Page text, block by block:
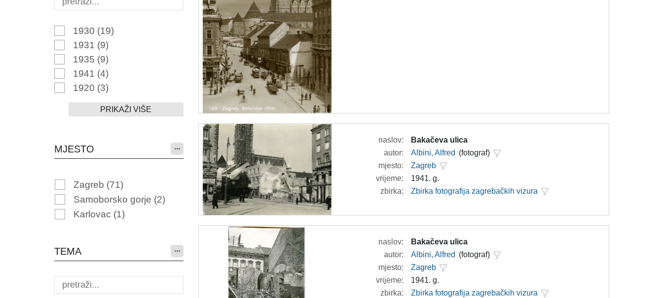
1930 (19)
1931 (9)
1935 (9)
1941 (4)
1920 (3)
PRIKAŽI VIŠE
MJESTO
Zagreb (71)
Samoborsko gorje (2)
Karlovac (1)
TEMA
naslov:
Bakačeva ulica
autor:
Albini, Alfred (fotograf)
mjesto:
Zagreb
vrijeme:
1941. g.
zbirka:
Zbirka fotografija zagrebačkih vizura
naslov:
Bakačeva ulica
autor:
Albini, Alfred (fotograf)
mjesto:
Zagreb
vrijeme:
1941. g.
zbirka:
Zbirka fotografija zagrebačkih vizura